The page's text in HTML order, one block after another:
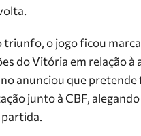
triunfo, o jogo ficou
do Vitória em relação à
anunciou que
junto à CBF,